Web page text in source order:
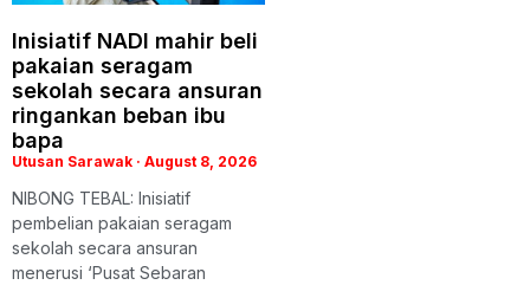
Inisiatif NADI mahir beli
pakaian seragam
sekolah secara ansuran
ringankan beban ibu
bapa
Utusan Sarawak August 8, 2026
NIBONG TEBAL: Inisiatif
pembelian pakaian seragam
sekolah secara ansuran
menerusi ‘Pusat Sebaran